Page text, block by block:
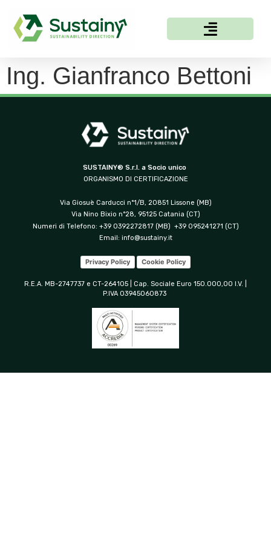
Ing. Gianfranco Bettoni
SUSTAINY® S.r.l. a Socio unico
ORGANISMO DI CERTIFICAZIONE
Via Giosuè Carducci n°1/B, 20851 Lissone (MB)
Via Nino Bixio n°28, 95125 Catania (CT)
Numeri di Telefono: +39 0392272817 (MB) +39 095241271 (CT)
Email: info@sustainy.it
Privacy Policy Cookie Policy
R.E.A. MB-2747737 e CT-264105 | Cap. Sociale Euro 150.000,00 I.V. |
P.IVA 03945060873